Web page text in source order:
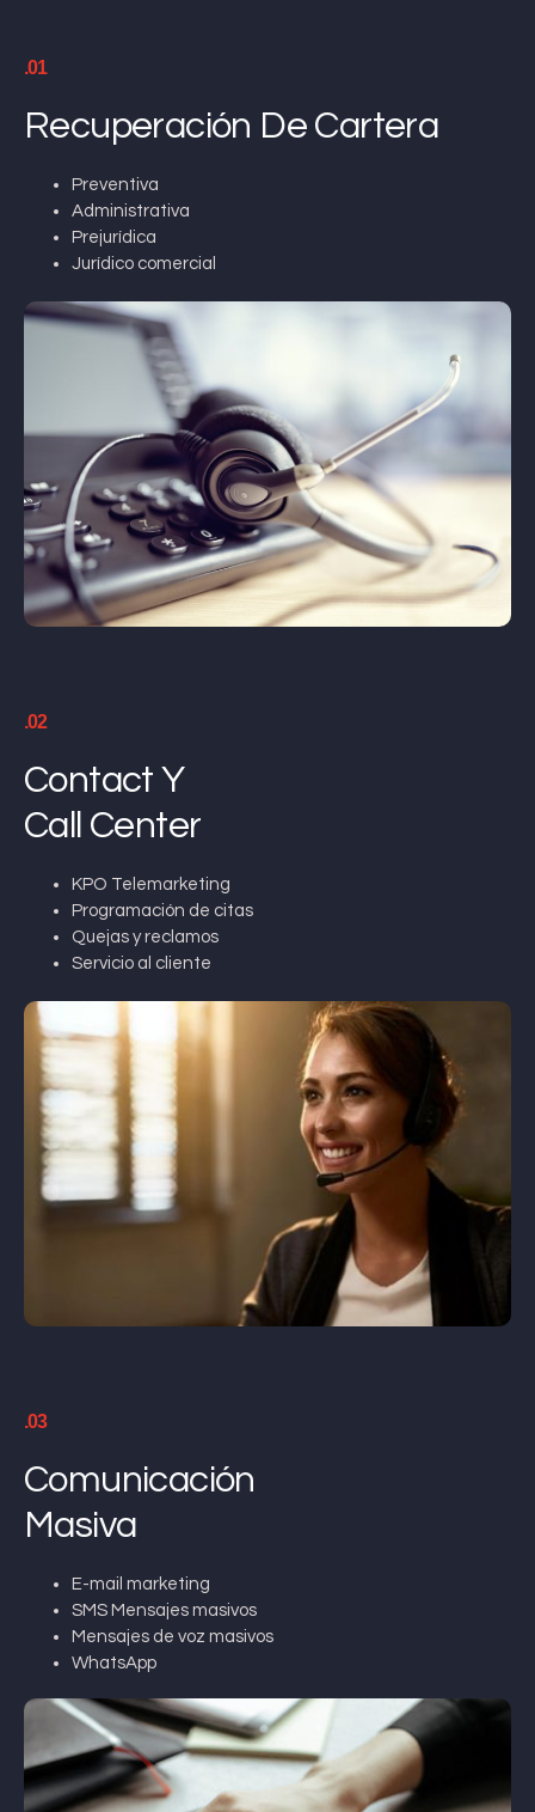
.01
Recuperación De Cartera
Preventiva
Administrativa
Prejurídica
Jurídico comercial
.02
Contact Y
Call Center
KPO Telemarketing
Programación de citas
Quejas y reclamos
Servicio al cliente
.03
Comunicación
Masiva
E-mail marketing
SMS Mensajes masivos
Mensajes de voz masivos
WhatsApp